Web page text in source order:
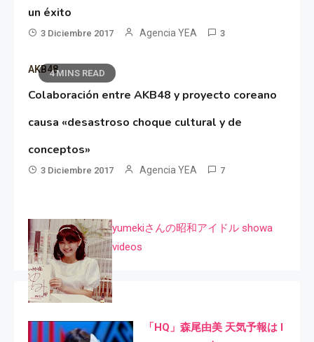
un éxito
3 Diciembre 2017 Agencia YEA 3
4 MINS READ
AKB48
Colaboración entre AKB48 y proyecto coreano
causa «desastroso choque cultural y de
conceptos»
3 Diciembre 2017 Agencia YEA 7
yumekiさんの昭和アイドル showa
videos
「HQ」森尾由美 天気予報は I